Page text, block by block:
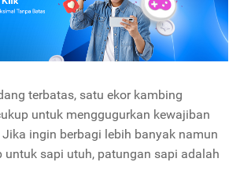
terbatas, satu ekor kambing
untuk menggugurkan kewajiban
ingin berbagi lebih banyak namun
untuk sapi utuh, patungan sapi adalah